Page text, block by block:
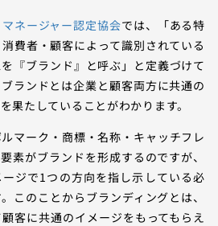
ネージャー認定協会では、「ある特
費者・顧客によって識別されている
『ブランド』と呼ぶ」と定義づけて
ランドとは企業と顧客両方に共通の
果たしていることがわかります。
マーク・商標・名称・キャッチフレ
素がブランドを形成するのですが、
ジで1つの方向を指し示している必
このことからブランディングとは、
客に共通のイメージをもってもらえ